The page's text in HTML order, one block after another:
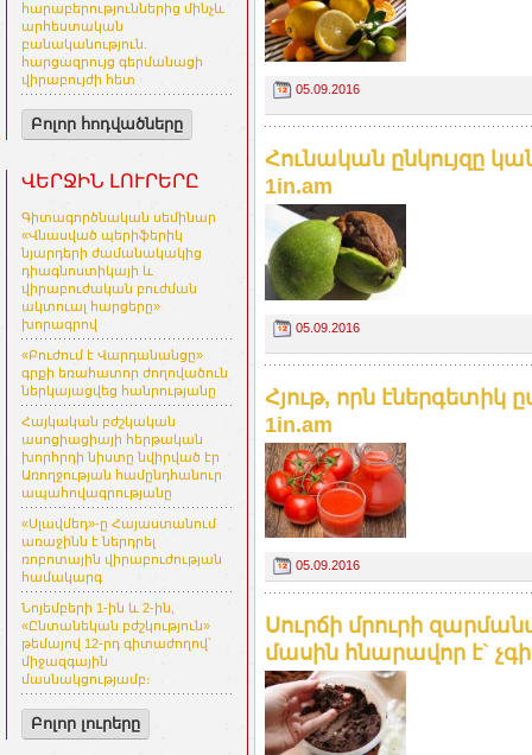
հարաբերություններից մինչև
արհեստական
բանականություն.
հարցազրույց գերմանացի
վիրաբույժի հետ
Բոլոր հոդվածները
ՎԵՐՋԻՆ ԼՈՒՐԵՐԸ
Գիտագործնական սեմինար
«Վնասված պերիֆերիկ
նյարդերի ժամանակակից
դիագնոստիկայի և
վիրաբուժական բուժման
ակտուալ հարցերը»
խորագրով
«Բուժում է Վարդանանցը»
գրքի եռահատոր ժողովածուն
ներկայացվեց հանրությանը
Հայկական բժշկական
ասոցիացիայի հերթական
խորհրդի նիստը նվիրված էր
Առողջության համընդհանուր
ապահովագրությանը
«Սլավմեդ»-ը Հայաստանում
առաջինն է ներդրել
ռոբոտային վիրաբուժության
համակարգ
Նոյեմբերի 1-ին և 2-ին,
«Ընտանեկան բժշկություն»
թեմայով 12-րդ գիտաժողով՝
միջազգային
մասնակցությամբ։
Բոլոր լուրերը
05.09.2016
Հունական ընկույզը
1in.am
05.09.2016
Հյութ, որն էներգետիկ
1in.am
05.09.2016
Սուրճի մրուրի
մասին հնարավոր է`